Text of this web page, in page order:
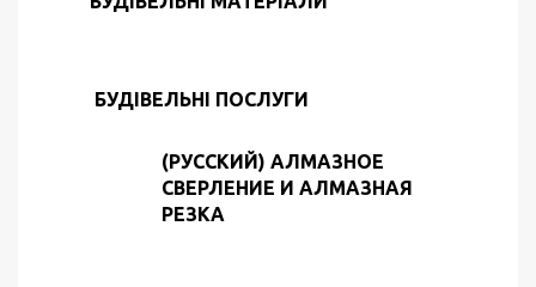
БУДІВЕЛЬНІ ПОСЛУГИ
(РУССКИЙ) АЛМАЗНОЕ
СВЕРЛЕНИЕ И АЛМАЗНАЯ
РЕЗКА